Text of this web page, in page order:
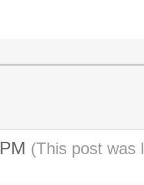
(This post was